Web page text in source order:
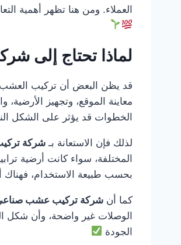
العملاء. ومن هنا تظهر أهمية
لماذا تحتاج إلى
قد يظن البعض أن تركيب العشب
معاينة الموقع، وتجهيز
الخطوات قد يؤثر على الشكل
لذلك فإن الاستعانة بـ شركة
المختلفة، سواء كانت أرضية
بحسب طبيعة الاستخدام، فهناك
كما أن شركة تركيب عشب
الوصلات غير واضحة، وأن شكل
الجودة